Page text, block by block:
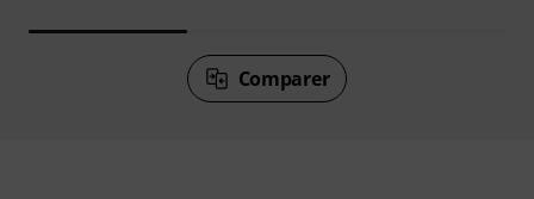
Comparer